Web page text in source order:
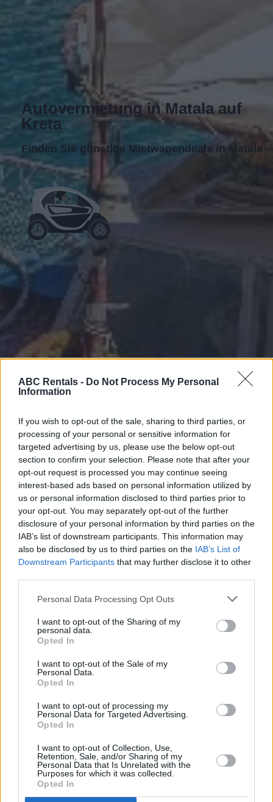
ABC Rentals - Do Not Process My Personal
Information
If you wish to opt-out of the sale, sharing to third parties, or
processing of your personal or sensitive information for
targeted advertising by us, please use the below opt-out
section to confirm your selection. Please note that after your
opt-out request is processed you may continue seeing
interest-based ads based on personal information utilized by
us or personal information disclosed to third parties prior to
your opt-out. You may separately opt-out of the further
disclosure of your personal information by third parties on the
IAB’s list of downstream participants. This information may
also be disclosed by us to third parties on the IAB’s List of
Downstream Participants that may further disclose it to other
Personal Data Processing Opt Outs
I want to opt-out of the Sharing of my
personal data.
Opted In
I want to opt-out of the Sale of my
Personal Data.
Opted In
I want to opt-out of processing my
Personal Data for Targeted Advertising.
Opted In
I want to opt-out of Collection, Use,
Retention, Sale, and/or Sharing of my
Personal Data that Is Unrelated with the
Purposes for which it was collected.
Opted In
Autovermietung in Matala auf
Kreta
Finden Sie günstige Mietwagendeals in Matala